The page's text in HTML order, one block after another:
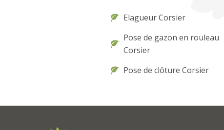
Elagueur Corsier
Pose de gazon en rouleau
Corsier
Pose de clôture Corsier